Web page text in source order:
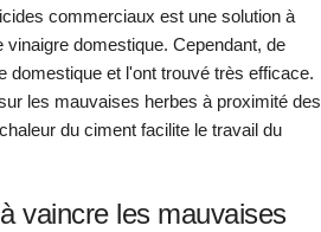
commerciaux est une solution à
domestique. Cependant, de
domestique et l'ont trouvé très efficace.
les mauvaises herbes à proximité des
du ciment facilite le travail du
vaincre les mauvaises